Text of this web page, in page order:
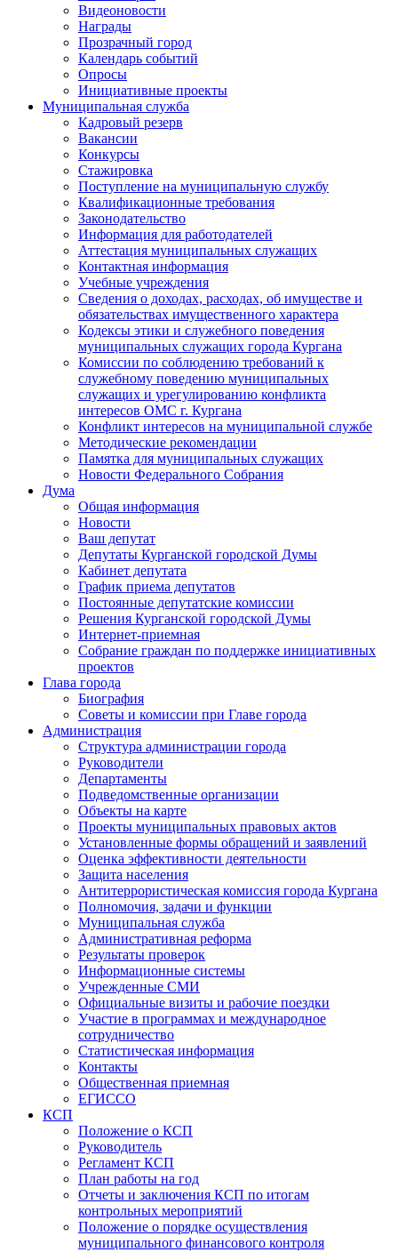
Видеоновости
Награды
Прозрачный город
Календарь событий
Опросы
Инициативные проекты
Муниципальная служба
Кадровый резерв
Вакансии
Конкурсы
Стажировка
Поступление на муниципальную службу
Квалификационные требования
Законодательство
Информация для работодателей
Аттестация муниципальных служащих
Контактная информация
Учебные учреждения
Сведения о доходах, расходах, об имуществе и
обязательствах имущественного характера
Кодексы этики и служебного поведения
муниципальных служащих города Кургана
Комиссии по соблюдению требований к
служебному поведению муниципальных
служащих и урегулированию конфликта
интересов ОМС г. Кургана
Конфликт интересов на муниципальной службе
Методические рекомендации
Памятка для муниципальных служащих
Новости Федерального Cобрания
Дума
Общая информация
Новости
Ваш депутат
Депутаты Курганской городской Думы
Кабинет депутата
График приема депутатов
Постоянные депутатские комиссии
Решения Курганской городской Думы
Интернет-приемная
Собрание граждан по поддержке инициативных
проектов
Глава города
Биография
Советы и комиссии при Главе города
Администрация
Структура администрации города
Руководители
Департаменты
Подведомственные организации
Объекты на карте
Проекты муниципальных правовых актов
Установленные формы обращений и заявлений
Оценка эффективности деятельности
Защита населения
Антитеррористическая комиссия города Кургана
Полномочия, задачи и функции
Муниципальная служба
Административная реформа
Результаты проверок
Информационные системы
Учрежденные СМИ
Официальные визиты и рабочие поездки
Участие в программах и международное
сотрудничество
Статистическая информация
Контакты
Общественная приемная
ЕГИССО
КСП
Положение о КСП
Руководитель
Регламент КСП
План работы на год
Отчеты и заключения КСП по итогам
контрольных мероприятий
Положение о порядке осуществления
муниципального финансового контроля